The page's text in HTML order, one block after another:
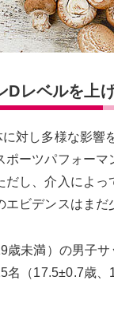
Dレベルを上
対し多様な影響
ポーツパフォー
だし、介入によ
エビデンスはま
歳未満）の男子
名（17.5±0.7歳